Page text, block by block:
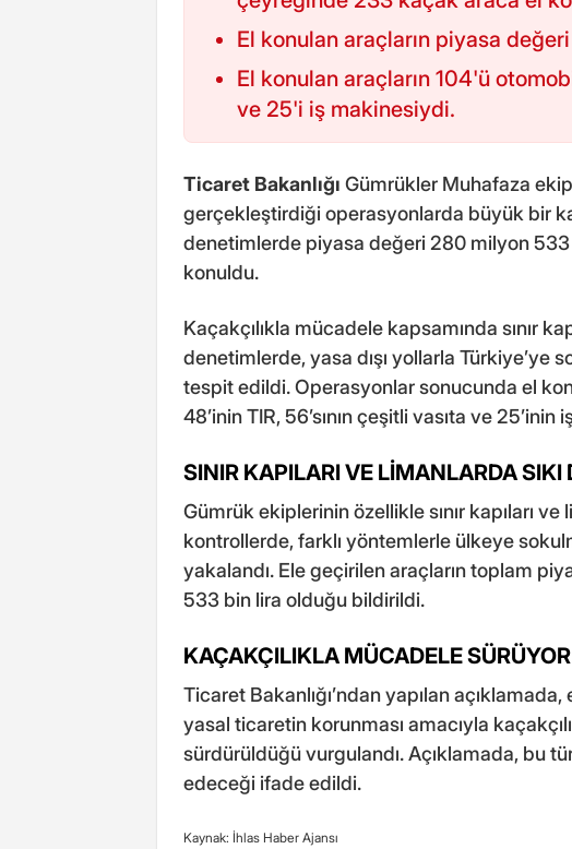
El konulan araçların piyasa
El konulan araçların 104'ü
ve 25'i iş makinesiydi.
Ticaret Bakanlığı Gümrükler Muhafaza
gerçekleştirdiği operasyonlarda büyük bir
denetimlerde piyasa değeri 280 milyon
konuldu.
Kaçakçılıkla mücadele kapsamında sınır
denetimlerde, yasa dışı yollarla Türkiye’ye
tespit edildi. Operasyonlar sonucunda el
48’inin TIR, 56’sının çeşitli vasıta ve
SINIR KAPILARI VE LİMANLARDA SIKI
Gümrük ekiplerinin özellikle sınır kapıları
kontrollerde, farklı yöntemlerle ülkeye
yakalandı. Ele geçirilen araçların toplam
533 bin lira olduğu bildirildi.
KAÇAKÇILIKLA MÜCADELE SÜRÜYOR
Ticaret Bakanlığı’ndan yapılan
yasal ticaretin korunması amacıyla
sürdürüldüğü vurgulandı. Açıklamada, bu
edeceği ifade edildi.
Kaynak: İhlas Haber Ajansı